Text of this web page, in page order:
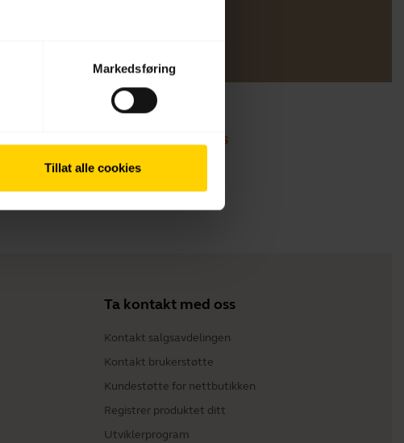
Markedsføring
Tillat alle cookies
Ta kontakt med oss
Kontakt salgsavdelingen
Kontakt brukerstøtte
Kundestøtte for nettbutikken
Registrer produktet ditt
Utviklerprogram